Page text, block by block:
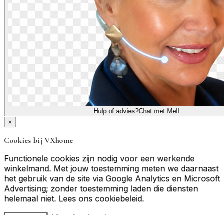
Hulp of advies?Chat met Mell
×
Cookies bij VXhome
Functionele cookies zijn nodig voor een werkende
winkelmand. Met jouw toestemming meten we daarnaast
het gebruik van de site via Google Analytics en Microsoft
Advertising; zonder toestemming laden die diensten
helemaal niet. Lees ons cookiebeleid.